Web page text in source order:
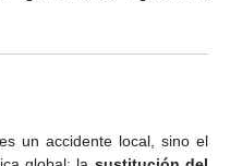
un accidente local, sino el